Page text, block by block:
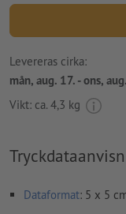
Levereras cirka:
mån, aug. 17. - ons,
Vikt: ca. 4,3 kg
Dataformat: 5 x 5